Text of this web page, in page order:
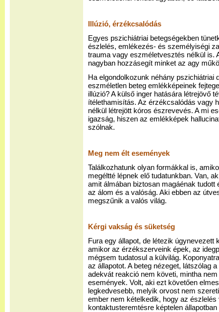
Illúzió, érzékcsalódás
Egyes pszichiátriai betegségekben
észlelés, emlékezés- és személyiségi
trauma vagy eszméletvesztés nélkül is.
nagyban hozzásegít minket az agy
Ha elgondolkozunk néhány pszichiátriai
eszméletlen beteg emlékképeinek
illúzió? A külső inger hatására létrejövő
ítélethamisítás. Az érzékcsalódás vagy
nélkül létrejött kóros észrevevés. A mi
igazság, hiszen az emlékképek
szólnak.
Meg nem élt események
Találkozhatunk olyan formákkal is,
megéltté lépnek elő tudatunkban. Van,
amit álmában biztosan magáénak
az álom és a valóság. Aki ebben az
megszűnik a valós világ.
Kérgi vakság és süketség
Fura egy állapot, de létezik úgynevezett
amikor az érzékszerveink épek, az
mégsem tudatosul a külvilág.
az állapotot. A beteg nézeget, látszólag
adekvát reakció nem követi, mintha
események. Volt, aki ezt követően
legkedvesebb, melyik orvost nem
ember nem kételkedik, hogy az
kontaktusteremtésre képtelen állapotban